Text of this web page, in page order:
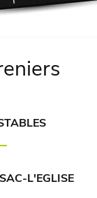
L'EGLISE